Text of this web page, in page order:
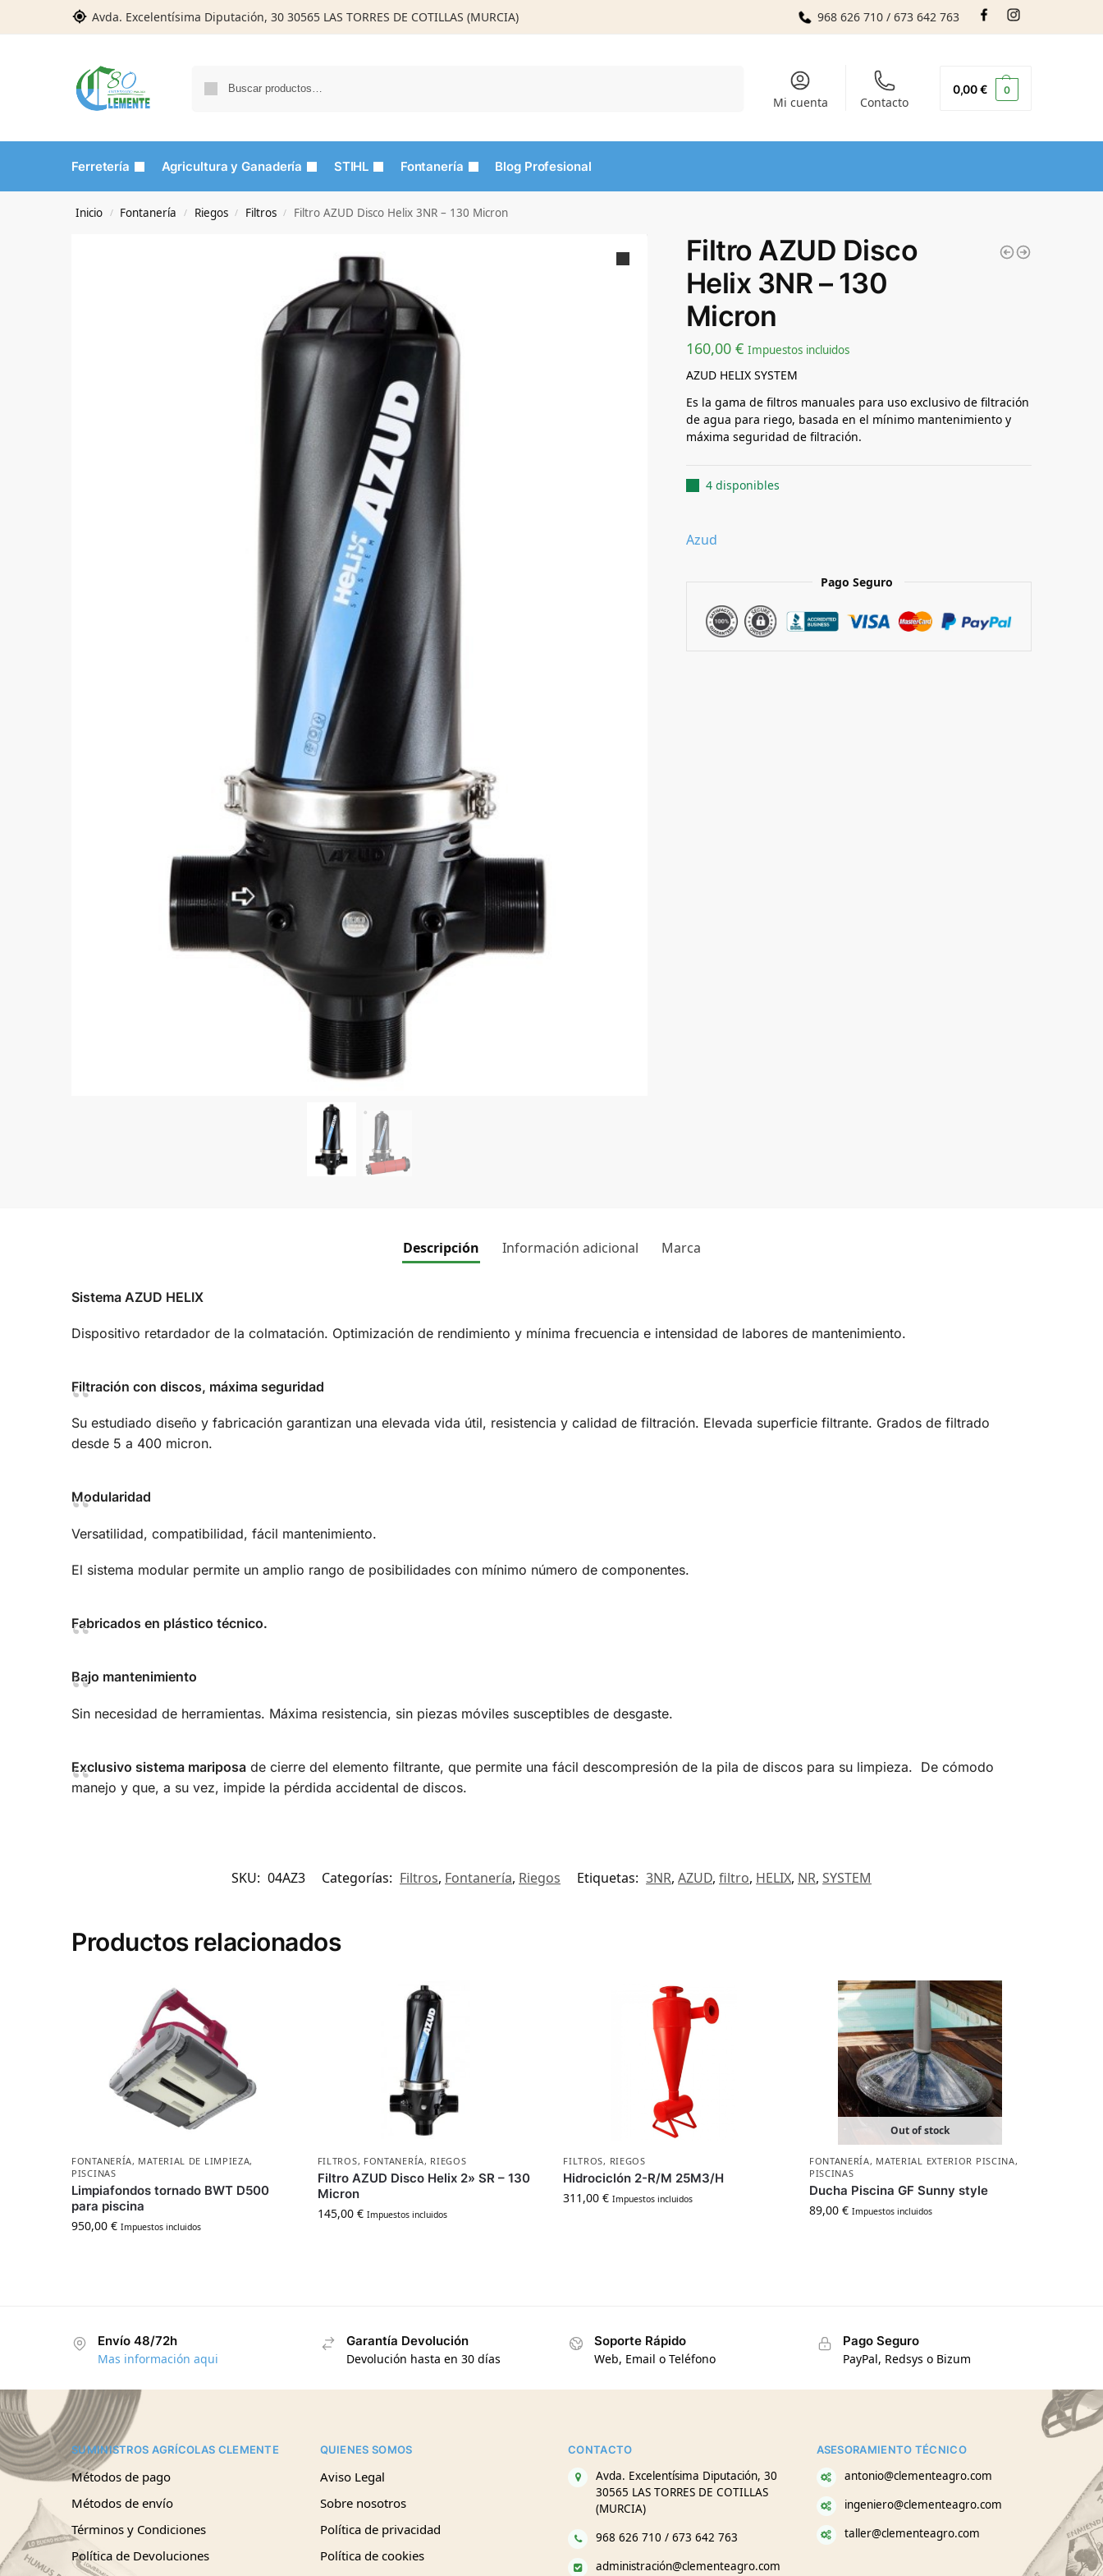
Avda. Excelentísima Diputación, 30 30565 LAS TORRES DE COTILLAS (MURCIA) 968 626 710 / 673 642 763
Mi cuenta Contacto
0,00€ 0
Ferretería Agricultura y Ganadería STIHL Fontanería Blog Profesional
Inicio / Fontanería / Riegos / Filtros / Filtro AZUD Disco Helix 3NR – 130 Micron
Filtro AZUD Disco
Helix 3NR – 130
Micron
160,00 € Impuestos incluidos
AZUD HELIX SYSTEM
Es la gama de filtros manuales para uso exclusivo de filtración
de agua para riego, basada en el mínimo mantenimiento y
máxima seguridad de filtración.
4 disponibles
Azud
Pago Seguro
Descripción Información adicional Marca
Sistema AZUD HELIX
Dispositivo retardador de la colmatación. Optimización de rendimiento y mínima frecuencia e intensidad de labores de mantenimiento.
Filtración con discos, máxima seguridad
Su estudiado diseño y fabricación garantizan una elevada vida útil, resistencia y calidad de filtración. Elevada superficie filtrante. Grados de filtrado
desde 5 a 400 micron.
Modularidad
Versatilidad, compatibilidad, fácil mantenimiento.
El sistema modular permite un amplio rango de posibilidades con mínimo número de componentes.
Fabricados en plástico técnico.
Bajo mantenimiento
Sin necesidad de herramientas. Máxima resistencia, sin piezas móviles susceptibles de desgaste.
Exclusivo sistema mariposa de cierre del elemento filtrante, que permite una fácil descompresión de la pila de discos para su limpieza. De cómodo
manejo y que, a su vez, impide la pérdida accidental de discos.
SKU: 04AZ3 Categorías: Filtros, Fontanería, Riegos Etiquetas: 3NR, AZUD, filtro, HELIX, NR, SYSTEM
Productos relacionados
FONTANERÍA, MATERIAL DE LIMPIEZA,
PISCINAS
Limpiafondos tornado BWT D500
para piscina
950,00€ Impuestos incluidos
FILTROS, FONTANERÍA, RIEGOS
Filtro AZUD Disco Helix 2» SR – 130
Micron
145,00 € Impuestos incluidos
FILTROS, RIEGOS
Hidrociclón 2-R/M 25M3/H
311,00€ Impuestos incluidos
Out of stock
FONTANERÍA, MATERIAL EXTERIOR PISCINA,
PISCINAS
Ducha Piscina GF Sunny style
89,00 € Impuestos incluidos
Envío 48/72h
Mas información aqui
Garantía Devolución
Devolución hasta en 30 días
Soporte Rápido
Web, Email o Teléfono
Pago Seguro
PayPal, Redsys o Bizum
SUMINISTROS AGRÍCOLAS CLEMENTE
Métodos de pago
Métodos de envío
Términos y Condiciones
Política de Devoluciones
QUIENES SOMOS
Aviso Legal
Sobre nosotros
Política de privacidad
Política de cookies
CONTACTO
Avda. Excelentísima Diputación, 30
30565 LAS TORRES DE COTILLAS
(MURCIA)
968 626 710 / 673 642 763
administración@clementeagro.com
ASESORAMIENTO TÉCNICO
antonio@clementeagro.com
ingeniero@clementeagro.com
taller@clementeagro.com